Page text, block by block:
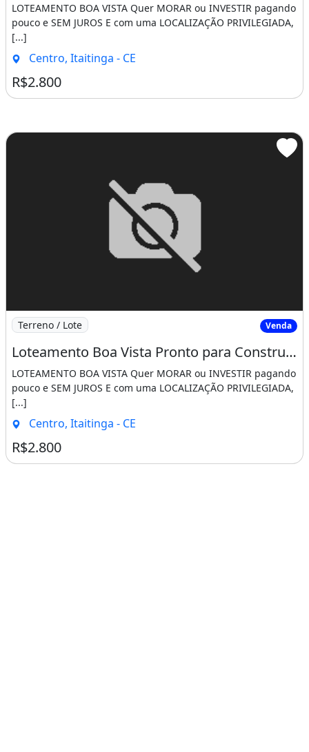
LOTEAMENTO BOA VISTA Quer MORAR ou INVESTIR pagando
pouco e SEM JUROS E com uma LOCALIZAÇÃO PRIVILEGIADA,
[...]
Centro, Itaitinga - CE
R$2.800
Imagem: Loteamento Boa Vista Pronto para Construir
Terreno / Lote Venda
Loteamento Boa Vista Pronto para Construir Saia do Aluguel Agora!!!!. Salmos 91 7
LOTEAMENTO BOA VISTA Quer MORAR ou INVESTIR pagando
pouco e SEM JUROS E com uma LOCALIZAÇÃO PRIVILEGIADA,
[...]
Centro, Itaitinga - CE
R$2.800